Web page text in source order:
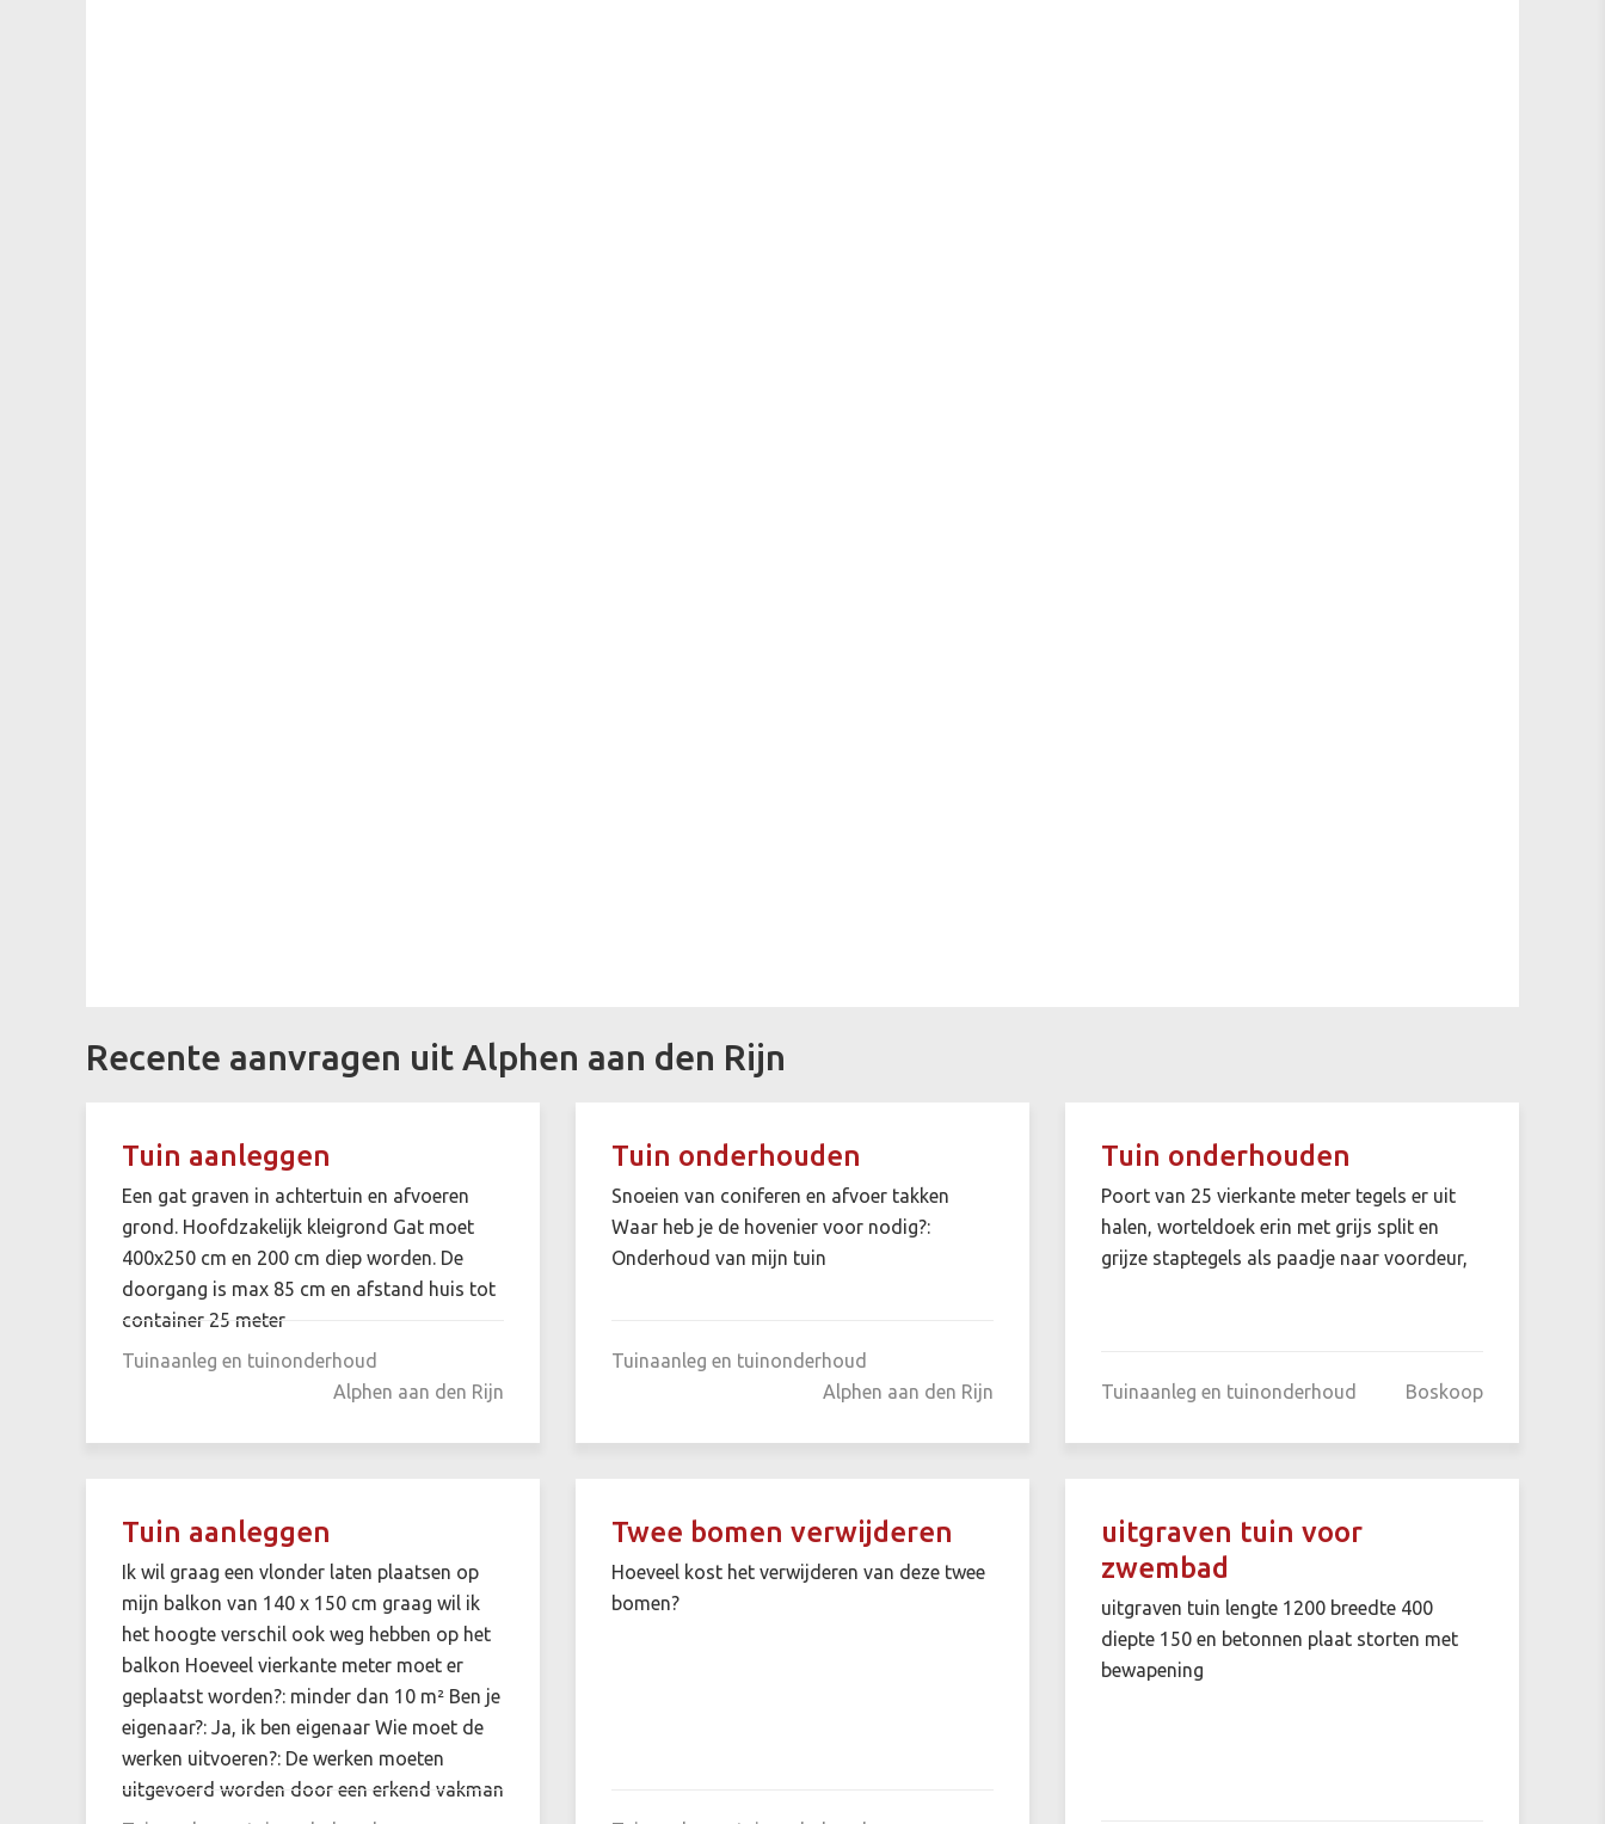
Recente aanvragen uit Alphen aan den Rijn
Tuin aanleggen
Een gat graven in achtertuin en afvoeren
grond. Hoofdzakelijk kleigrond Gat moet
400x250 cm en 200 cm diep worden. De
doorgang is max 85 cm en afstand huis tot
container 25 meter
Tuinaanleg en tuinonderhoud
Alphen aan den Rijn
Tuin onderhouden
Snoeien van coniferen en afvoer takken
Waar heb je de hovenier voor nodig?:
Onderhoud van mijn tuin
Tuinaanleg en tuinonderhoud
Alphen aan den Rijn
Tuin onderhouden
Poort van 25 vierkante meter tegels er uit
halen, worteldoek erin met grijs split en
grijze staptegels als paadje naar voordeur,
Tuinaanleg en tuinonderhoud Boskoop
Tuin aanleggen
Ik wil graag een vlonder laten plaatsen op
mijn balkon van 140 x 150 cm graag wil ik
het hoogte verschil ook weg hebben op het
balkon Hoeveel vierkante meter moet er
geplaatst worden?: minder dan 10 m² Ben je
eigenaar?: Ja, ik ben eigenaar Wie moet de
werken uitvoeren?: De werken moeten
uitgevoerd worden door een erkend vakman
Twee bomen verwijderen
Hoeveel kost het verwijderen van deze twee
bomen?
uitgraven tuin voor
zwembad
uitgraven tuin lengte 1200 breedte 400
diepte 150 en betonnen plaat storten met
bewapening